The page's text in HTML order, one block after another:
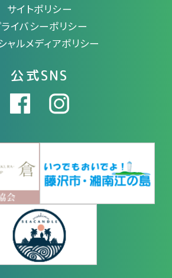
サイトポリシー
イバシーポリシー
ャルメディアポリシー
公式SNS